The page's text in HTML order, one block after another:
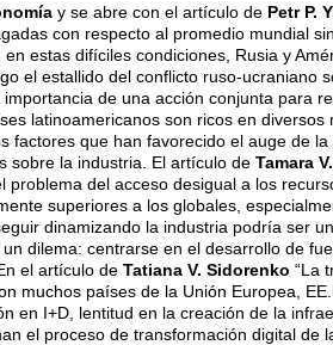
y se abre con el artículo de Petr P.
con respecto al promedio mundial
estas difíciles condiciones, Rusia y
el estallido del conflicto ruso-ucraniano
de una acción conjunta para
latinoamericanos son ricos en
factores que han favorecido el auge de
sobre la industria. El artículo de Tamara
del acceso desigual a los
superiores a los globales,
dinamizando la industria podría ser
dilema: centrarse en el desarrollo de
el artículo de Tatiana V. Sidorenko “La
muchos países de la Unión Europea,
en I+D, lentitud en la creación de la
el proceso de transformación digital de